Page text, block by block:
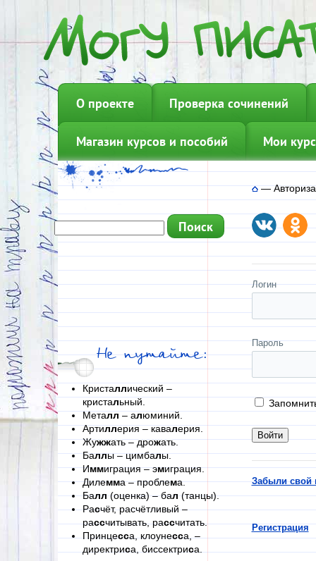
О проекте Проверка сочинений
Магазин курсов и пособий Мои
Не путайте:
Кристаллический –
кристальный.
Металл– алюминий.
Артиллерия – кавалерия.
Жужжать – дрожать.
Баллы – цимбалы.
Иммиграция – эмиграция.
Дилемма – проблема.
Балл(оценка) – бал(танцы).
Расчёт, расчётливый –
рассчитывать, рассчитать.
Принцесса, клоунесса, –
директриса, биссектриса.
—
Логин
Пароль
Забыли свой
Регистрация